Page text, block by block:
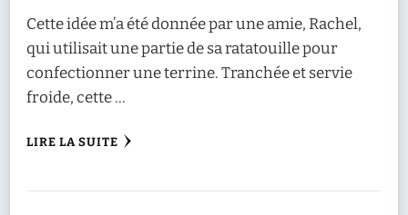
Cette idée m’a été donnée par une amie, Rachel,
qui utilisait une partie de sa ratatouille pour
confectionner une terrine. Tranchée et servie
froide, cette …
LIRE LA SUITE